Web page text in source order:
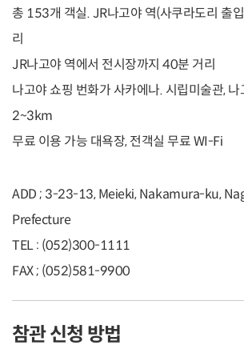
총 153개 객실. JR나고야 역(사쿠라도리 출
리
JR나고야 역에서 전시장까지 40분 거리
나고야 쇼핑 번화가 사카에나. 시립미술관,
2~3km
무료 이용 가능 대욕장, 전객실 무료 WI-Fi
ADD ; 3-23-13, Meieki, Nakamura-ku,
Prefecture
TEL : (052)300-1111
FAX ; (052)581-9900
참관 신청 방법